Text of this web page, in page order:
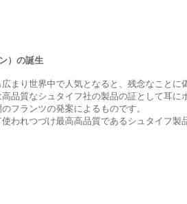
）の誕生
まり世界中で人気となると、残念なこと
品質なシュタイフ社の製品の証として耳
フランツの発案によるものです。
われつづけ最高高品質であるシュタイフ製